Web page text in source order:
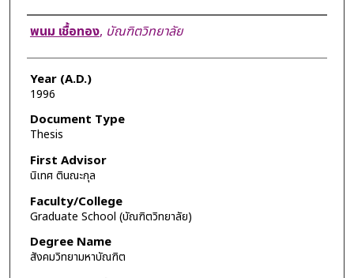
Author
พนม เชื้อทอง, บัณฑิตวิทยาลัย
Year (A.D.)
1996
Document Type
Thesis
First Advisor
นิเทศ ตินณะกุล
Faculty/College
Graduate School (บัณฑิตวิทยาลัย)
Degree Name
สังคมวิทยามหาบัณฑิต